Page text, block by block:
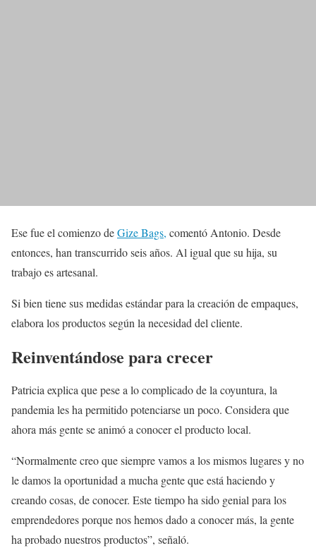
Ese fue el comienzo deGize Bags, comentó Antonio. Desde
entonces, han transcurrido seis años. Al igual que su hija, su
trabajo es artesanal.
Si bien tiene sus medidas estándar para la creación de empaques,
elabora los productos según la necesidad del cliente.
Reinventándose para crecer
Patricia explica que pese a lo complicado de la coyuntura, la
pandemia les ha permitido potenciarse un poco. Considera que
ahora más gente se animó a conocer el producto local.
“Normalmente creo que siempre vamos a los mismos lugares y no
le damos la oportunidad a mucha gente que está haciendo y
creando cosas, de conocer. Este tiempo ha sido genial para los
emprendedores porque nos hemos dado a conocer más, la gente
ha probado nuestros productos”, señaló.